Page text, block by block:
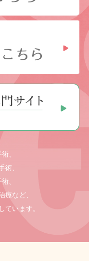
、
術、
、
療など、
ています。